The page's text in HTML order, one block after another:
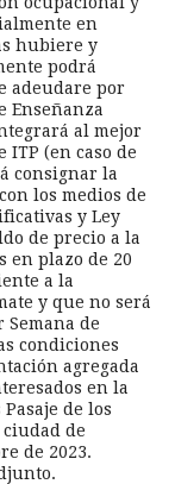
en
hubiere y
podrá
adeudare por
Enseñanza
al mejor
ITP (en caso de
consignar la
los medios de
y Ley
de precio a la
en plazo de 20
a la
y que no será
de
condiciones
agregada
en la
de los
ciudad de
de 2023.